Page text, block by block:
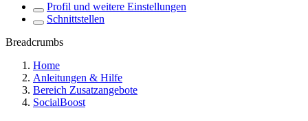
Profil und weitere Einstellungen
Schnittstellen
Breadcrumbs
Home
Anleitungen & Hilfe
Bereich Zusatzangebote
SocialBoost